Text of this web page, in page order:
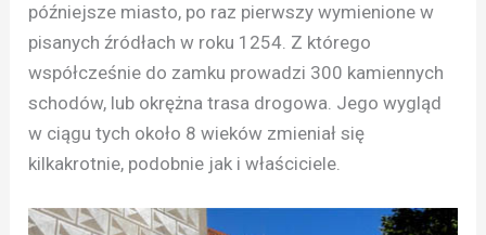
późniejsze miasto, po raz pierwszy wymienione w
pisanych źródłach w roku 1254. Z którego
współcześnie do zamku prowadzi 300 kamiennych
schodów, lub okrężna trasa drogowa. Jego wygląd
w ciągu tych około 8 wieków zmieniał się
kilkakrotnie, podobnie jak i właściciele.